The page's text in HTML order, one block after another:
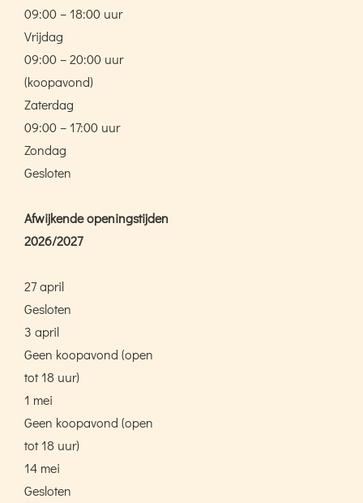
09:00 – 18:00 uur
Vrijdag
09:00 – 20:00 uur
(koopavond)
Zaterdag
09:00 – 17:00 uur
Zondag
Gesloten
Afwijkende openingstijden
2026/2027
27 april
Gesloten
3 april
Geen koopavond (open
tot 18 uur)
1 mei
Geen koopavond (open
tot 18 uur)
14 mei
Gesloten